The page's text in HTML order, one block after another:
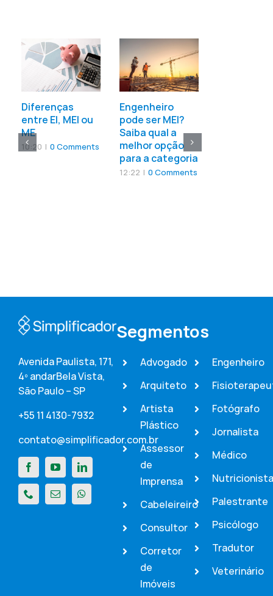
Diferenças
entre EI, MEI ou
ME
10:20 | 0 Comments
Engenheiro
pode ser MEI?
Saiba qual a
melhor opção
para a categoria
12:22 | 0 Comments
Avenida Paulista, 171,
4º andarBela Vista,
São Paulo – SP
+55 11 4130-7932
contato@simplificador.com.br
Segmentos
Advogado
Arquiteto
Artista
Plástico
Assessor
de
Imprensa
Cabeleireiro
Consultor
Corretor
de
Imóveis
Engenheiro
Fotógrafo
Jornalista
Médico
Nutricionista
Palestrante
Psicólogo
Tradutor
Veterinário